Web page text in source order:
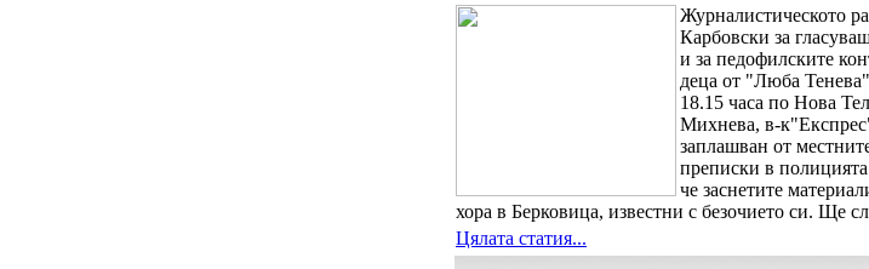
Журналистическото
Карбовски за
и за педофилските
деца от "Люба
18.15 часа по Нова
Михнева, в-
заплашван от
преписки в
че заснетите
хора в Берковица, известни с безочието си. Ще
Цялата статия...